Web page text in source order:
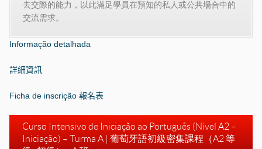
去交際的能力，以此滿足學員在預知的私人或公共場合中的
交流需求。
Informação detalhada
詳細資訊
Ficha de inscrição 報名表
Curso Intensivo de Iniciação ao Português (Nível A2 –
Iniciação) – Turma A | 葡萄牙語初級密集課程（A2 等